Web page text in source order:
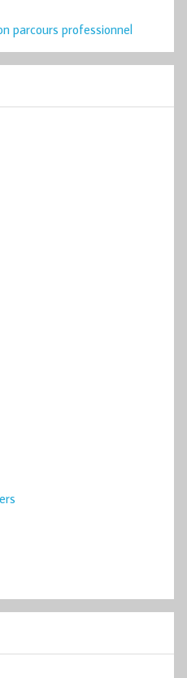
parcours professionnel